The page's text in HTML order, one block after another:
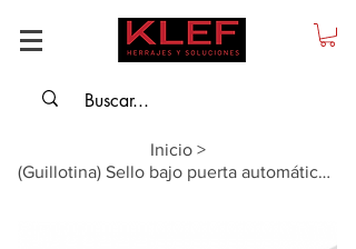
Inicio >
(Guillotina) Sello bajo puerta automático - Longitud:1110mm x Altura:11mm, pl...